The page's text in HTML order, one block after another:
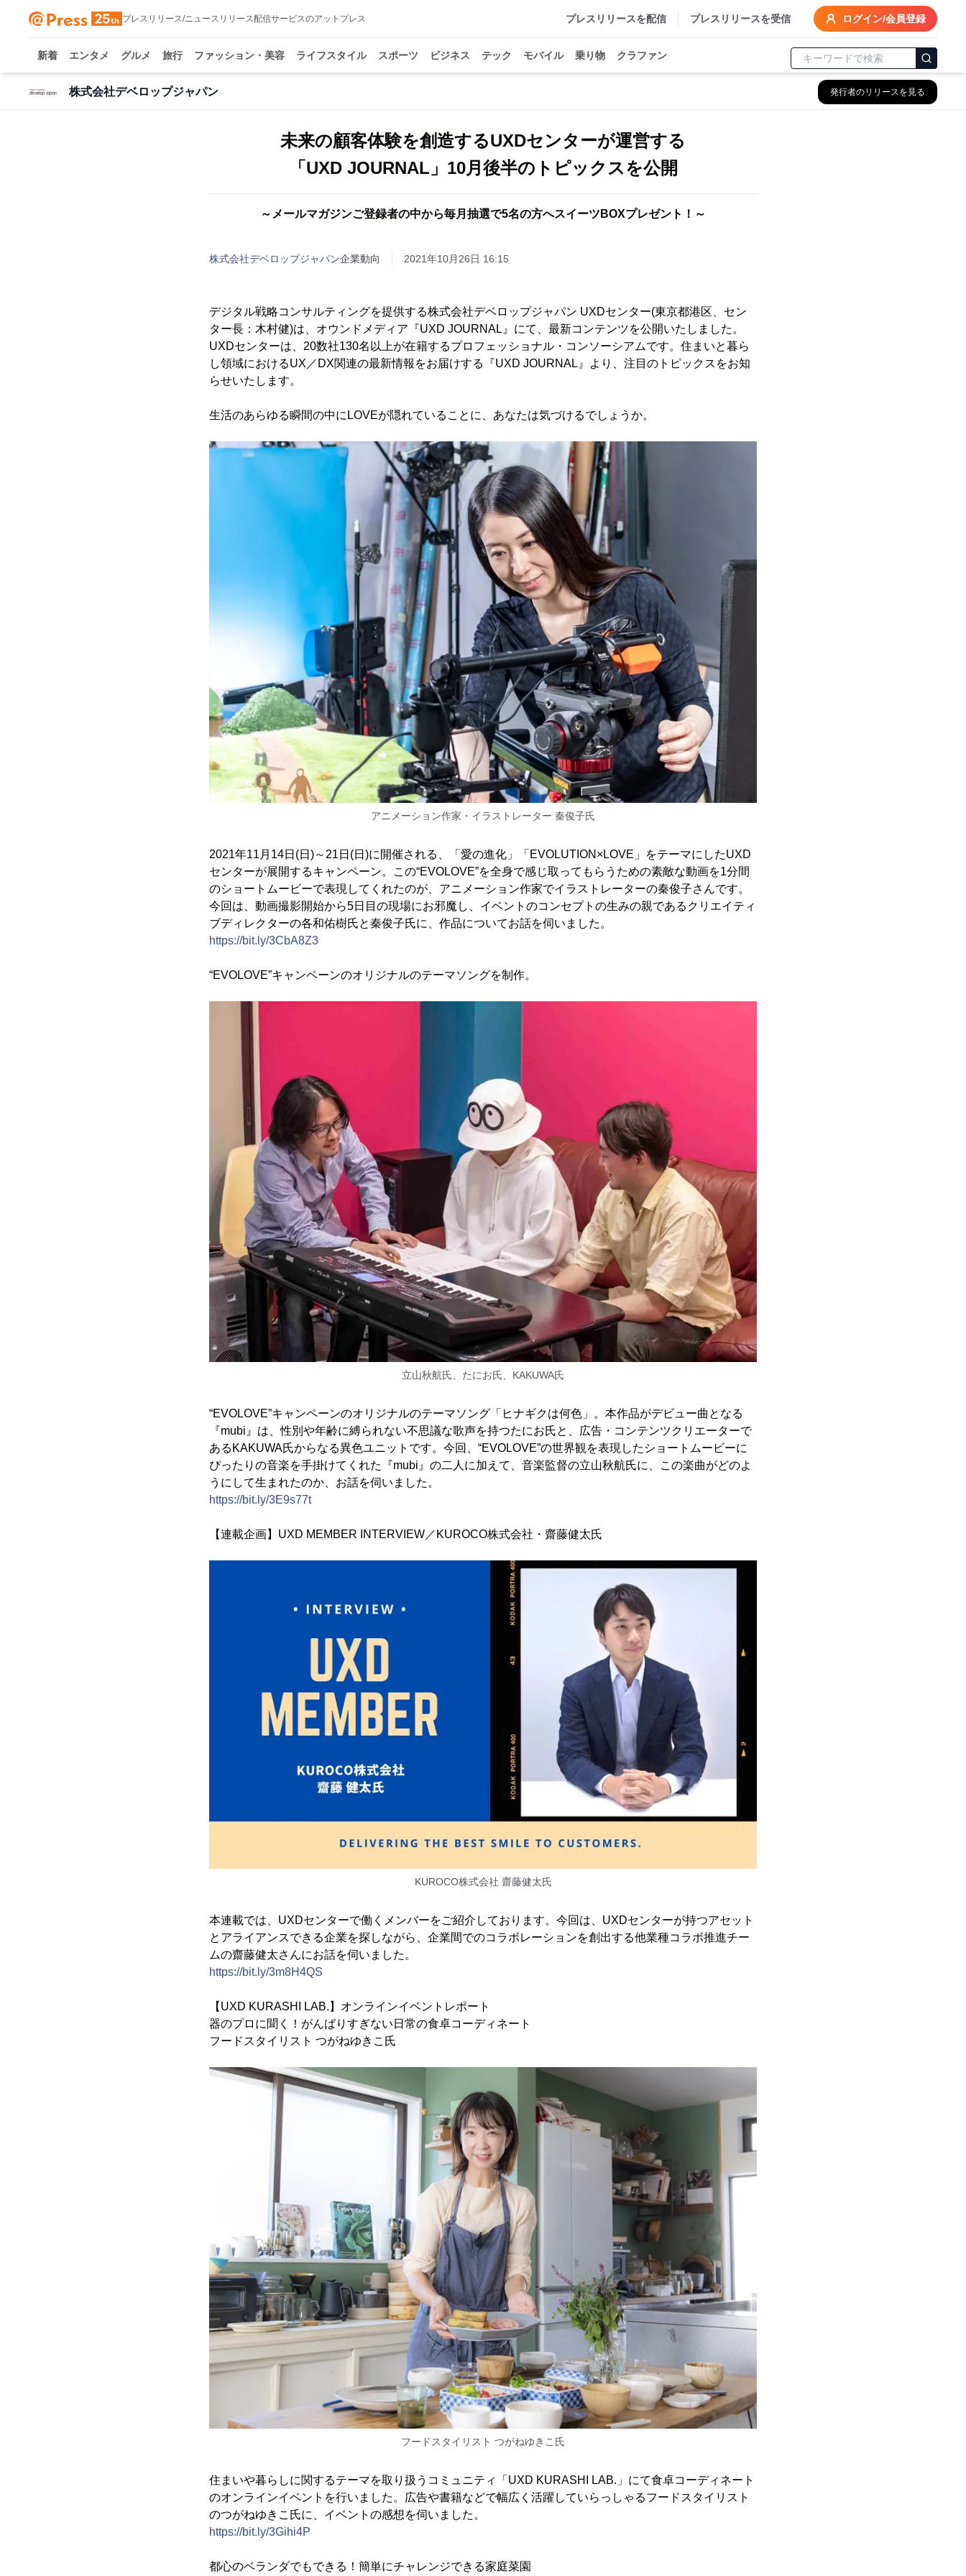
プレスリリース/ニュースリリース配信サービスのアットプレス プレスリリースを配信 プレスリリースを受信 ログイン/会員登録
新着 エンタメ グルメ 旅行 ファッション・美容 ライフスタイル スポーツ ビジネス テック モバイル 乗り物 クラファン
株式会社デベロップジャパン 発行者のリリースを見る
未来の顧客体験を創造するUXDセンターが運営する
「UXD JOURNAL」10月後半のトピックスを公開
～メールマガジンご登録者の中から毎月抽選で5名の方へスイーツBOXプレゼント！～
株式会社デベロップジャパン企業動向 2021年10月26日 16:15
デジタル戦略コンサルティングを提供する株式会社デベロップジャパン UXDセンター(東京都港区、セン
ター長：木村健)は、オウンドメディア『UXD JOURNAL』にて、最新コンテンツを公開いたしました。
UXDセンターは、20数社130名以上が在籍するプロフェッショナル・コンソーシアムです。住まいと暮ら
し領域におけるUX／DX関連の最新情報をお届けする『UXD JOURNAL』より、注目のトピックスをお知
らせいたします。
生活のあらゆる瞬間の中にLOVEが隠れていることに、あなたは気づけるでしょうか。
アニメーション作家・イラストレーター 秦俊子氏
2021年11月14日(日)～21日(日)に開催される、「愛の進化」「EVOLUTION×LOVE」をテーマにしたUXD
センターが展開するキャンペーン。この“EVOLOVE”を全身で感じ取ってもらうための素敵な動画を1分間
のショートムービーで表現してくれたのが、アニメーション作家でイラストレーターの秦俊子さんです。
今回は、動画撮影開始から5日目の現場にお邪魔し、イベントのコンセプトの生みの親であるクリエイティ
ブディレクターの各和佑樹氏と秦俊子氏に、作品についてお話を伺いました。
https://bit.ly/3CbA8Z3
“EVOLOVE”キャンペーンのオリジナルのテーマソングを制作。
立山秋航氏、たにお氏、KAKUWA氏
“EVOLOVE”キャンペーンのオリジナルのテーマソング「ヒナギクは何色」。本作品がデビュー曲となる
『mubi』は、性別や年齢に縛られない不思議な歌声を持つたにお氏と、広告・コンテンツクリエーターで
あるKAKUWA氏からなる異色ユニットです。今回、“EVOLOVE”の世界観を表現したショートムービーに
ぴったりの音楽を手掛けてくれた『mubi』の二人に加えて、音楽監督の立山秋航氏に、この楽曲がどのよ
うにして生まれたのか、お話を伺いました。
https://bit.ly/3E9s77t
【連載企画】UXD MEMBER INTERVIEW／KUROCO株式会社・齋藤健太氏
KUROCO株式会社 齋藤健太氏
本連載では、UXDセンターで働くメンバーをご紹介しております。今回は、UXDセンターが持つアセット
とアライアンスできる企業を探しながら、企業間でのコラボレーションを創出する他業種コラボ推進チー
ムの齋藤健太さんにお話を伺いました。
https://bit.ly/3m8H4QS
【UXD KURASHI LAB.】オンラインイベントレポート
器のプロに聞く！がんばりすぎない日常の食卓コーディネート
フードスタイリスト つがねゆきこ氏
フードスタイリスト つがねゆきこ氏
住まいや暮らしに関するテーマを取り扱うコミュニティ「UXD KURASHI LAB.」にて食卓コーディネート
のオンラインイベントを行いました。広告や書籍などで幅広く活躍していらっしゃるフードスタイリスト
のつがねゆきこ氏に、イベントの感想を伺いました。
https://bit.ly/3Gihi4P
都心のベランダでもできる！簡単にチャレンジできる家庭菜園